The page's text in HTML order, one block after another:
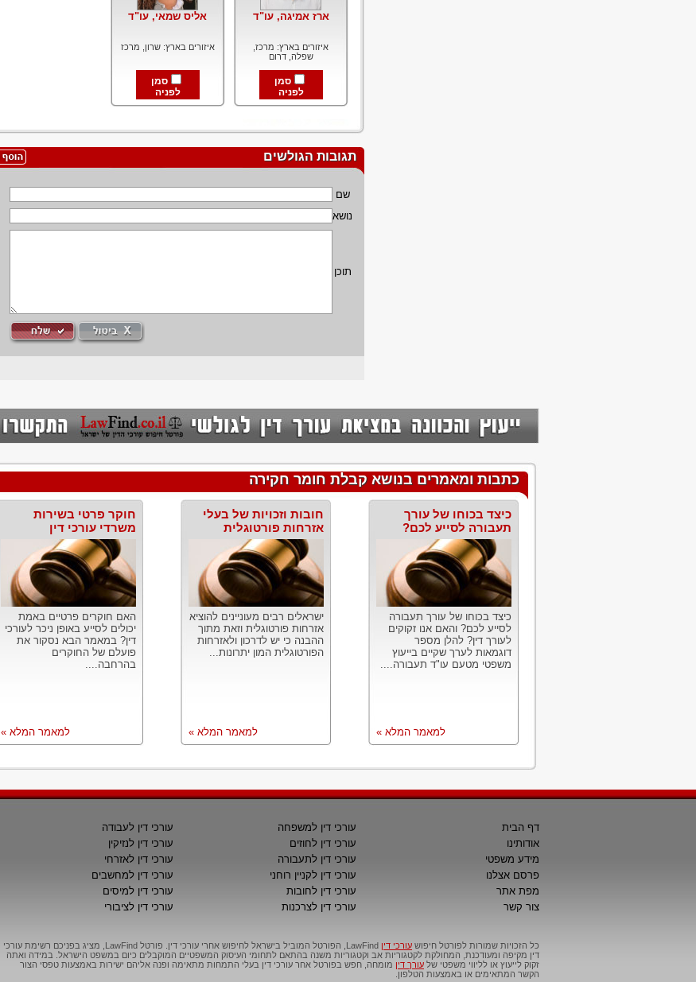
ארז אמיגה, עו"ד
איזורים בארץ: מרכז,
שפלה, דרום
סמן
לפניה
אליס שמאי, עו"ד
איזורים בארץ: שרון, מרכז
סמן
לפניה
תגובות הגולשים
שם
נושא
תוכן
כתבות ומאמרים בנושא קבלת חומר חקירה
כיצד בכוחו של עורך
תעבורה לסייע לכם?
כיצד בכוחו של עורך תעבורה
לסייע לכם? והאם אנו זקוקים
לעורך דין? להלן מספר
דוגמאות לערך שקיים בייעוץ
משפטי מטעם עו"ד תעבורה....
למאמר המלא »
חובות וזכויות של בעלי
אזרחות פורטוגלית
ישראלים רבים מעוניינים להוציא
אזרחות פורטוגלית וזאת מתוך
ההבנה כי יש לדרכון ולאזרחות
הפורטוגלית המון יתרונות...
למאמר המלא »
חוקר פרטי בשירות
משרדי עורכי דין
האם חוקרים פרטיים באמת
יכולים לסייע באופן ניכר לעורכי
דין? במאמר הבא נסקור את
פועלם של החוקרים
בהרחבה....
למאמר המלא »
דף הבית
אודותינו
מידע משפטי
פרסם אצלנו
מפת אתר
צור קשר
עורכי דין למשפחה
עורכי דין לחוזים
עורכי דין לתעבורה
עורכי דין לקניין רוחני
עורכי דין לחובות
עורכי דין לצרכנות
עורכי דין לעבודה
עורכי דין לנזיקין
עורכי דין לאזרחי
עורכי דין למחשבים
עורכי דין למיסים
עורכי דין לציבורי
כל הזכויות שמורות לפורטל חיפוש עורכי דין
LawFind, הפורטל המוביל בישראל לחיפוש אחרי עורכי דין. פורטל LawFind, מציג בפניכם רשימת עורכי
דין מקיפה ומעודכנת, המחולקת לקטגוריות אב וקטגוריות משנה בהתאם לתחומי העיסוק המשפטיים המוקבלים כיום במשפט הישראל. במידה ואתה
זקוק לייעוץ או לליווי משפטי של עורך דין מומחה, חפש בפורטל אחר עורכי דין בעלי התמחות מתאימה ופנה אליהם ישירות באמצעות טפסי הצור
הקשר המתאימים או באמצעות הטלפון.